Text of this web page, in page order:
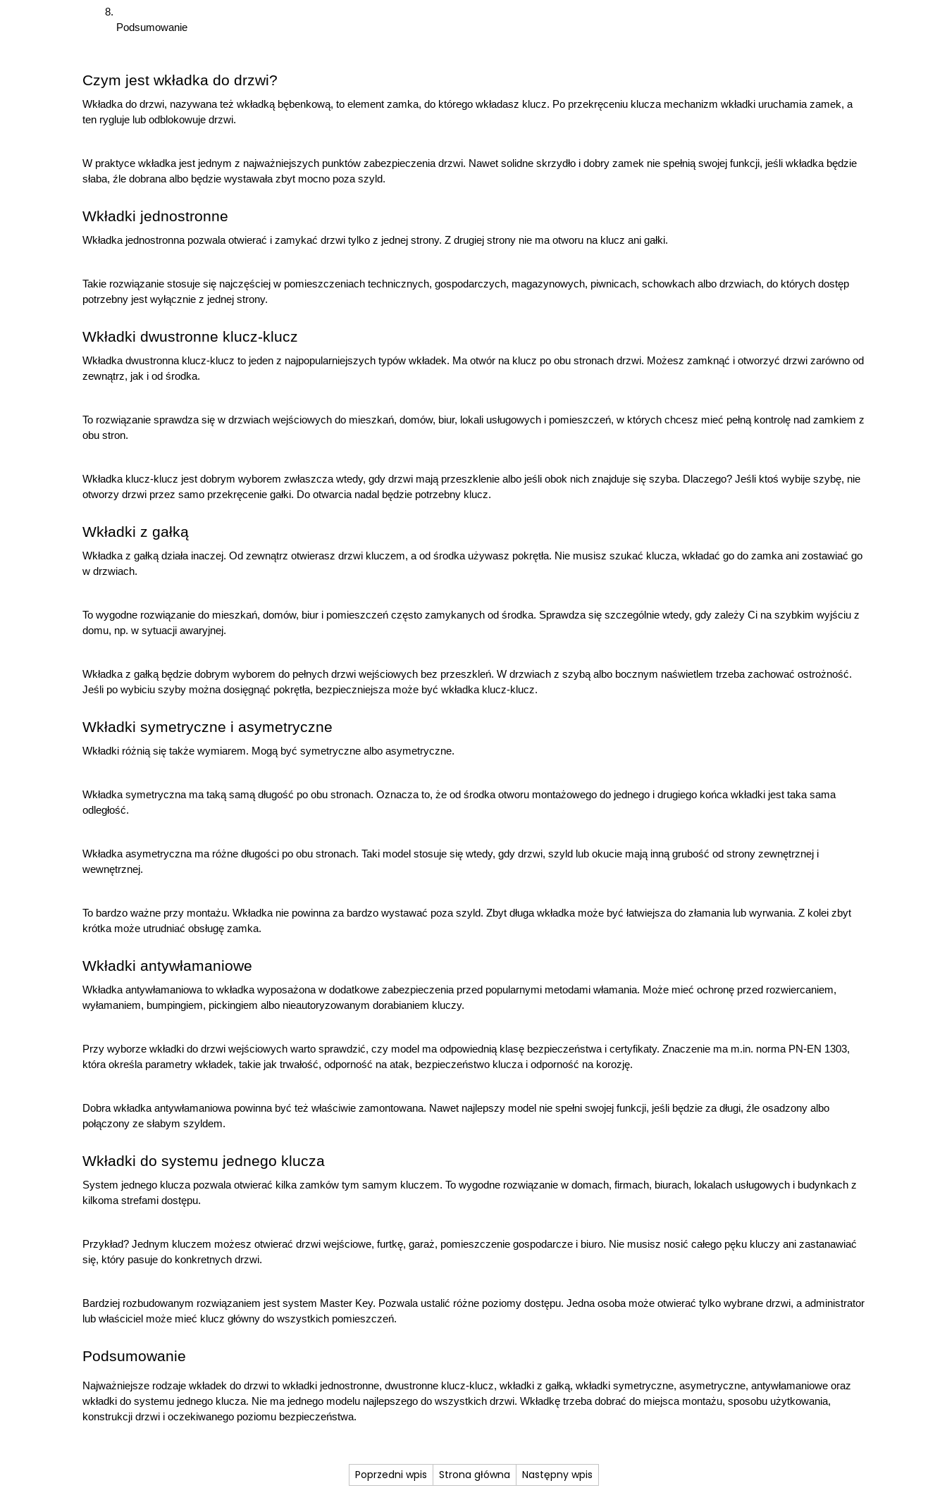
Podsumowanie
Czym jest wkładka do drzwi?
Wkładka do drzwi, nazywana też wkładką bębenkową, to element zamka, do którego wkładasz klucz. Po przekręceniu klucza mechanizm wkładki uruchamia zamek, a
ten rygluje lub odblokowuje drzwi.
W praktyce wkładka jest jednym z najważniejszych punktów zabezpieczenia drzwi. Nawet solidne skrzydło i dobry zamek nie spełnią swojej funkcji, jeśli wkładka będzie
słaba, źle dobrana albo będzie wystawała zbyt mocno poza szyld.
Wkładki jednostronne
Wkładka jednostronna pozwala otwierać i zamykać drzwi tylko z jednej strony. Z drugiej strony nie ma otworu na klucz ani gałki.
Takie rozwiązanie stosuje się najczęściej w pomieszczeniach technicznych, gospodarczych, magazynowych, piwnicach, schowkach albo drzwiach, do których dostęp
potrzebny jest wyłącznie z jednej strony.
Wkładki dwustronne klucz-klucz
Wkładka dwustronna klucz-klucz to jeden z najpopularniejszych typów wkładek. Ma otwór na klucz po obu stronach drzwi. Możesz zamknąć i otworzyć drzwi zarówno od
zewnątrz, jak i od środka.
To rozwiązanie sprawdza się w drzwiach wejściowych do mieszkań, domów, biur, lokali usługowych i pomieszczeń, w których chcesz mieć pełną kontrolę nad zamkiem z
obu stron.
Wkładka klucz-klucz jest dobrym wyborem zwłaszcza wtedy, gdy drzwi mają przeszklenie albo jeśli obok nich znajduje się szyba. Dlaczego? Jeśli ktoś wybije szybę, nie
otworzy drzwi przez samo przekręcenie gałki. Do otwarcia nadal będzie potrzebny klucz.
Wkładki z gałką
Wkładka z gałką działa inaczej. Od zewnątrz otwierasz drzwi kluczem, a od środka używasz pokrętła. Nie musisz szukać klucza, wkładać go do zamka ani zostawiać go
w drzwiach.
To wygodne rozwiązanie do mieszkań, domów, biur i pomieszczeń często zamykanych od środka. Sprawdza się szczególnie wtedy, gdy zależy Ci na szybkim wyjściu z
domu, np. w sytuacji awaryjnej.
Wkładka z gałką będzie dobrym wyborem do pełnych drzwi wejściowych bez przeszkleń. W drzwiach z szybą albo bocznym naświetlem trzeba zachować ostrożność.
Jeśli po wybiciu szyby można dosięgnąć pokrętła, bezpieczniejsza może być wkładka klucz-klucz.
Wkładki symetryczne i asymetryczne
Wkładki różnią się także wymiarem. Mogą być symetryczne albo asymetryczne.
Wkładka symetryczna ma taką samą długość po obu stronach. Oznacza to, że od środka otworu montażowego do jednego i drugiego końca wkładki jest taka sama
odległość.
Wkładka asymetryczna ma różne długości po obu stronach. Taki model stosuje się wtedy, gdy drzwi, szyld lub okucie mają inną grubość od strony zewnętrznej i
wewnętrznej.
To bardzo ważne przy montażu. Wkładka nie powinna za bardzo wystawać poza szyld. Zbyt długa wkładka może być łatwiejsza do złamania lub wyrwania. Z kolei zbyt
krótka może utrudniać obsługę zamka.
Wkładki antywłamaniowe
Wkładka antywłamaniowa to wkładka wyposażona w dodatkowe zabezpieczenia przed popularnymi metodami włamania. Może mieć ochronę przed rozwiercaniem,
wyłamaniem, bumpingiem, pickingiem albo nieautoryzowanym dorabianiem kluczy.
Przy wyborze wkładki do drzwi wejściowych warto sprawdzić, czy model ma odpowiednią klasę bezpieczeństwa i certyfikaty. Znaczenie ma m.in. norma PN-EN 1303,
która określa parametry wkładek, takie jak trwałość, odporność na atak, bezpieczeństwo klucza i odporność na korozję.
Dobra wkładka antywłamaniowa powinna być też właściwie zamontowana. Nawet najlepszy model nie spełni swojej funkcji, jeśli będzie za długi, źle osadzony albo
połączony ze słabym szyldem.
Wkładki do systemu jednego klucza
System jednego klucza pozwala otwierać kilka zamków tym samym kluczem. To wygodne rozwiązanie w domach, firmach, biurach, lokalach usługowych i budynkach z
kilkoma strefami dostępu.
Przykład? Jednym kluczem możesz otwierać drzwi wejściowe, furtkę, garaż, pomieszczenie gospodarcze i biuro. Nie musisz nosić całego pęku kluczy ani zastanawiać
się, który pasuje do konkretnych drzwi.
Bardziej rozbudowanym rozwiązaniem jest system Master Key. Pozwala ustalić różne poziomy dostępu. Jedna osoba może otwierać tylko wybrane drzwi, a administrator
lub właściciel może mieć klucz główny do wszystkich pomieszczeń.
Podsumowanie
Najważniejsze rodzaje wkładek do drzwi to wkładki jednostronne, dwustronne klucz-klucz, wkładki z gałką, wkładki symetryczne, asymetryczne, antywłamaniowe oraz
wkładki do systemu jednego klucza. Nie ma jednego modelu najlepszego do wszystkich drzwi. Wkładkę trzeba dobrać do miejsca montażu, sposobu użytkowania,
konstrukcji drzwi i oczekiwanego poziomu bezpieczeństwa.
Poprzedni wpis Strona główna Następny wpis